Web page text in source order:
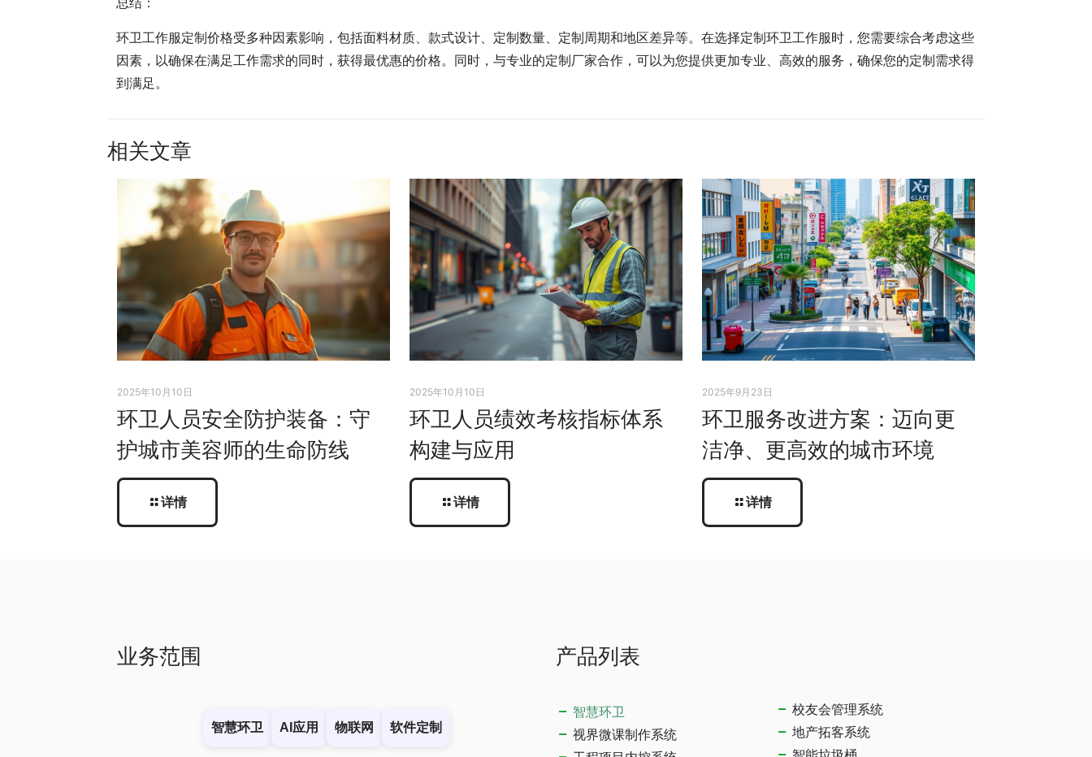
环卫工作服定制价格受多种因素影响，包括面料材质、款式设计、定制数量、定制周期和地区差异等。在选择定制环卫工作服时，您需要综合考虑这些
因素，以确保在满足工作需求的同时，获得最优惠的价格。同时，与专业的定制厂家合作，可以为您提供更加专业、高效的服务，确保您的定制需求得
到满足。
相关文章
2025年10月10日
环卫人员安全防护装备：守
护城市美容师的生命防线
详情
2025年10月10日
环卫人员绩效考核指标体系
构建与应用
详情
2025年9月23日
环卫服务改进方案：迈向更
洁净、更高效的城市环境
详情
业务范围
智慧环卫 AI应用 物联网 软件定制
产品列表
智慧环卫
视界微课制作系统
校友会管理系统
地产拓客系统